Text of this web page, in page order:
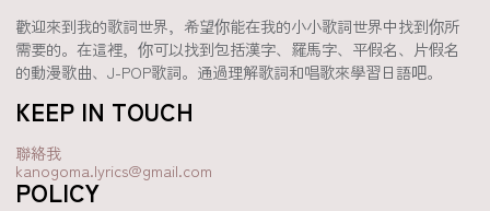
歡迎來到我的歌詞世界，希望你能在我的小小歌詞世界中找到你所
需要的。在這裡，你可以找到包括漢字、羅馬字、平假名、片假名
的動漫歌曲、J-POP歌詞。通過理解歌詞和唱歌來學習日語吧。
KEEP IN TOUCH
聯絡我
kanogoma.lyrics@gmail.com
POLICY